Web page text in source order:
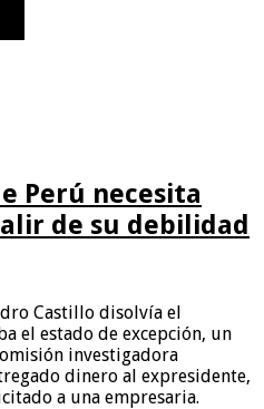
Perú necesita
de su debilidad
Castillo disolvía el
el estado de excepción, un
investigadora
dinero al expresidente,
a una empresaria.